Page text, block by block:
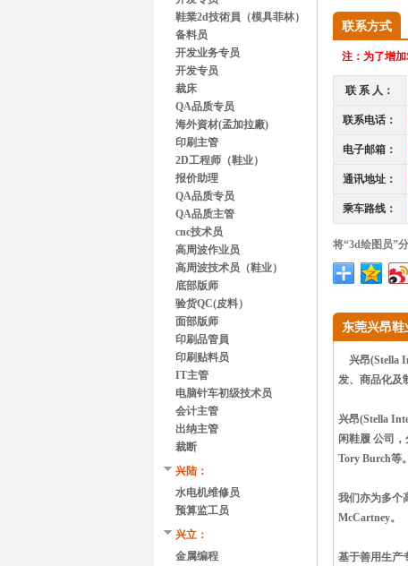
联系方式
注： 为了增
联 系 人：
联系电话：
电子邮箱：
通讯地址：
乘车路线：
将“3d绘图员”
东莞兴昂鞋
兴昂(Stella
发、商品化及
兴昂(Stella
闲鞋履 公司
Tory Burch等。
我们亦为多个
McCartney。
基于善用生产
鞋業2d技術員（模具菲林）
备料员
开发业务专员
开发专员
裁床
QA品质专员
海外資材(孟加拉廠)
印刷主管
2D工程师（鞋业）
报价助理
QA品质专员
QA品质主管
cnc技术员
高周波作业员
高周波技术员（鞋业）
底部版师
验货QC(皮料）
面部版师
印刷品管員
印刷贴料员
IT主管
电脑针车初级技术员
会计主管
出纳主管
裁断
兴陆：
水电机维修员
预算监工员
兴立：
金属编程